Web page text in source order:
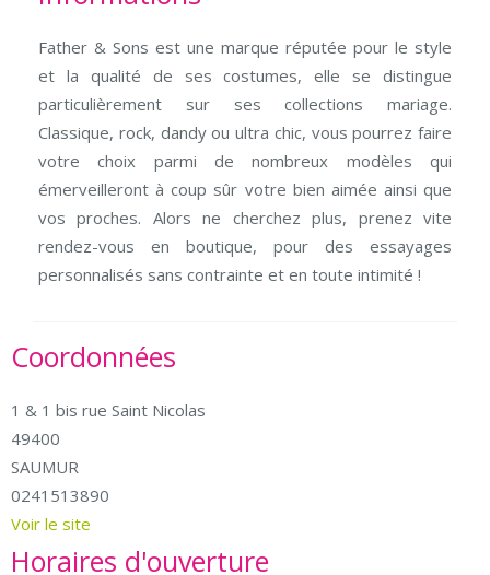
Father & Sons est une marque réputée pour le style
et la qualité de ses costumes, elle se distingue
particulièrement sur ses collections mariage.
Classique, rock, dandy ou ultra chic, vous pourrez faire
votre choix parmi de nombreux modèles qui
émerveilleront à coup sûr votre bien aimée ainsi que
vos proches. Alors ne cherchez plus, prenez vite
rendez-vous en boutique, pour des essayages
personnalisés sans contrainte et en toute intimité !
Coordonnées
1 & 1 bis rue Saint Nicolas
49400
SAUMUR
0241513890
Voir le site
Horaires d'ouverture